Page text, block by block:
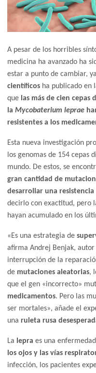
A pesar de los horribles
medicina ha avanzado ha
estar a punto de cambiar,
científicos ha publicado en
que las más de cien cepas
la Mycobaterium leprae
resistentes a los
Esta nueva investigación
los genomas de 154 cepas
mundo. De estos, se
gran cantidad de
desarrollar una
decirlo con exactitud, pero
hayan acumulado en los
«Es una estrategia de
afirma Andrej Benjak,
interrupción de la
de mutaciones aleatorias,
que el gen «incorrecto»
medicamentos. Pero las
ser mortales», añade el
una ruleta rusa
La lepra es una
los ojos y las vías
infección, los pacientes